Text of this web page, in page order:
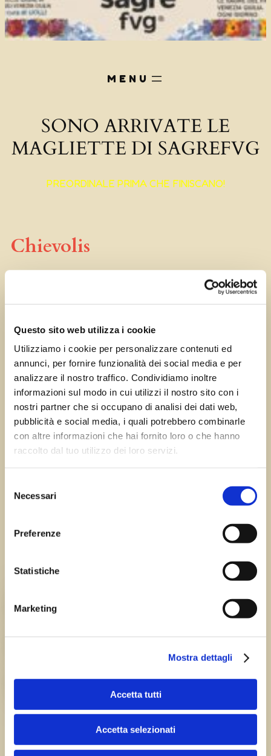
Questo sito web utilizza i cookie
Utilizziamo i cookie per personalizzare contenuti ed
annunci, per fornire funzionalità dei social media e per
analizzare il nostro traffico. Condividiamo inoltre
informazioni sul modo in cui utilizzi il nostro sito con i
nostri partner che si occupano di analisi dei dati web,
pubblicità e social media, i quali potrebbero combinarle
con altre informazioni che hai fornito loro o che hanno
raccolto dal tuo utilizzo dei loro servizi.
delNecessari
Preferenze
Statistiche
Marketing
Mostra dettagli
Accetta tutti
Accetta selezionati
SONO ARRIVATE LE
MAGLIETTE DI SAGREFVG
PREORDINALE PRIMA CHE FINISCANO!
Chievolis
← Precedente:
Frattina di Pravisdomini
Successivo:Rivarotta
di Pasiano →
Errore:Modulo di contatto non trovato.
Chi siamo
TEAM